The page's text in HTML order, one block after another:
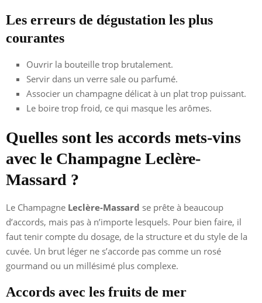
Les erreurs de dégustation les plus
courantes
Ouvrir la bouteille trop brutalement.
Servir dans un verre sale ou parfumé.
Associer un champagne délicat à un plat trop puissant.
Le boire trop froid, ce qui masque les arômes.
Quelles sont les accords mets-vins
avec le Champagne Leclère-
Massard ?
Le Champagne Leclère-Massard se prête à beaucoup
d’accords, mais pas à n’importe lesquels. Pour bien faire, il
faut tenir compte du dosage, de la structure et du style de la
cuvée. Un brut léger ne s’accorde pas comme un rosé
gourmand ou un millésimé plus complexe.
Accords avec les fruits de mer